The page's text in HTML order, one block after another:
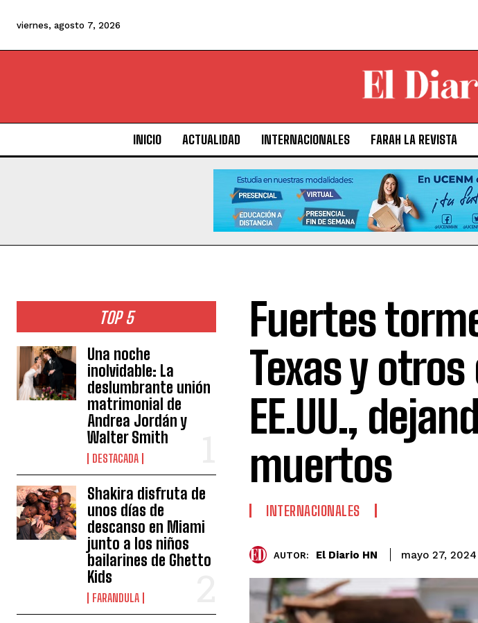
viernes, agosto 7, 2026
INICIO ACTUALIDAD INTERNACIONALES FARAH LA REVISTA
TOP 5
Una noche
inolvidable: La
deslumbrante unión
matrimonial de
Andrea Jordán y
Walter Smith
DESTACADA
Shakira disfruta de
unos días de
descanso en Miami
junto a los niños
bailarines de Ghetto
Kids
FARANDULA
Fuertes
Texas y
EE.UU.,
muertos
INTERNACIONALES
AUTOR: El Diario HN mayo 27, 2024